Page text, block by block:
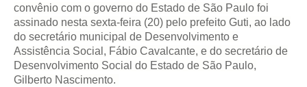
convênio com o governo do Estado de São Paulo foi
assinado nesta sexta-feira (20) pelo prefeito Guti, ao lado
do secretário municipal de Desenvolvimento e
Assistência Social, Fábio Cavalcante, e do secretário de
Desenvolvimento Social do Estado de São Paulo,
Gilberto Nascimento.